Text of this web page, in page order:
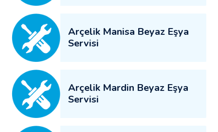
Arçelik Manisa Beyaz Eşya
Servisi
Arçelik Mardin Beyaz Eşya
Servisi